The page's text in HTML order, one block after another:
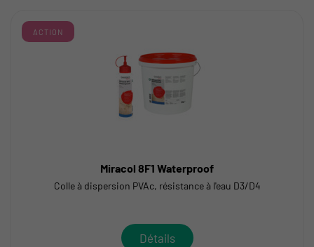
ACTION
Miracol 8F1 Waterproof
Colle à dispersion PVAc, résistance à l'eau D3/D4
Détails